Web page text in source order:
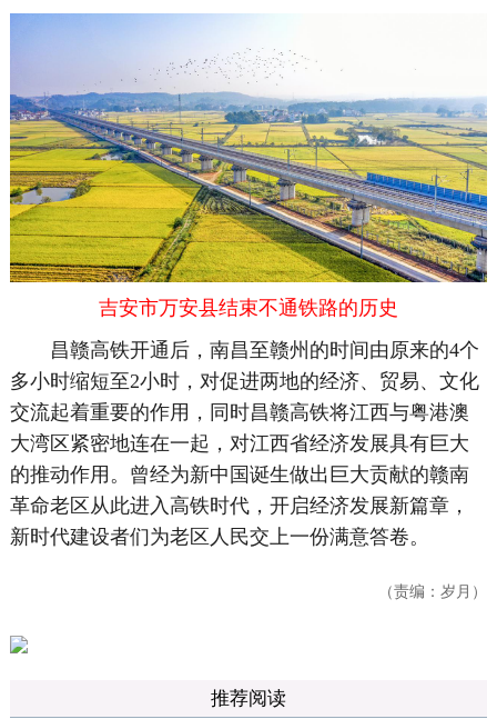
吉安市万安县结束不通铁路的历史
昌赣高铁开通后，南昌至赣州的时间由原来的4个
多小时缩短至2小时，对促进两地的经济、贸易、文化
交流起着重要的作用，同时昌赣高铁将江西与粤港澳
大湾区紧密地连在一起，对江西省经济发展具有巨大
的推动作用。曾经为新中国诞生做出巨大贡献的赣南
革命老区从此进入高铁时代，开启经济发展新篇章，
新时代建设者们为老区人民交上一份满意答卷。
（责编：岁月）
推荐阅读